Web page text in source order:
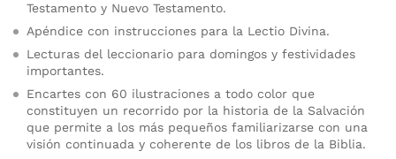
Testamento y Nuevo Testamento.
Apéndice con instrucciones para la Lectio Divina.
Lecturas del leccionario para domingos y festividades
importantes.
Encartes con 60 ilustraciones a todo color que
constituyen un recorrido por la historia de la Salvación
que permite a los más pequeños familiarizarse con una
visión continuada y coherente de los libros de la Biblia.